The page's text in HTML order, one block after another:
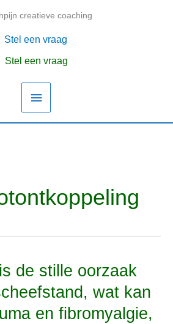
creatieve coaching
Hoofdmenu
Stel een vraag
Stel een vraag
de stille oorzaak
wat kan
en fibromyalgie,